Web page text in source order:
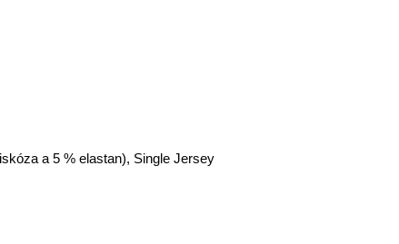
a 5 % elastan), Single Jersey